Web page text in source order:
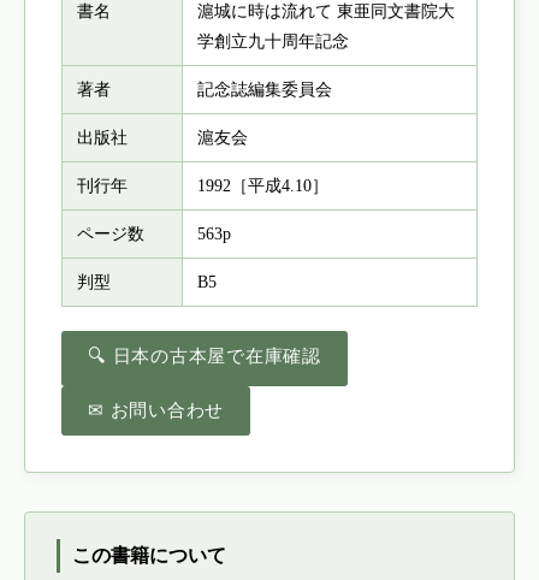
書名
滬城に時は流れて 東亜同文書院大
学創立九十周年記念
著者 記念誌編集委員会
出版社 滬友会
刊行年 1992［平成4.10］
ページ数 563p
判型 B5
🔍 日本の古本屋で在庫確認
✉ お問い合わせ
この書籍について